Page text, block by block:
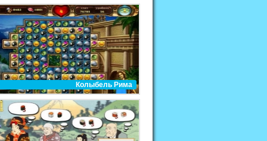
Колыбель Рима